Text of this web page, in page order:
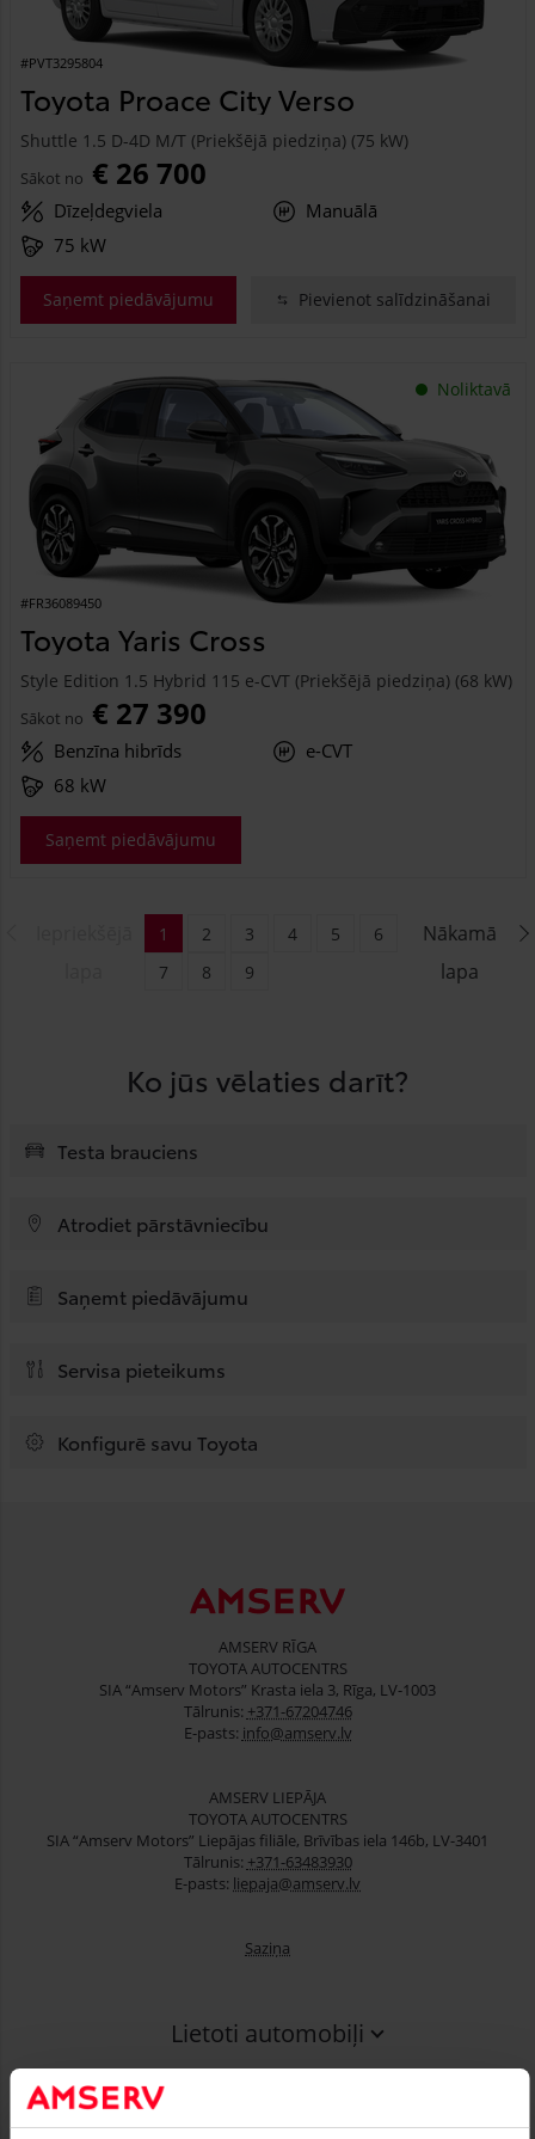
#PVT3295804
Toyota Proace City Verso
Shuttle 1.5 D-4D M/T (Priekšējā piedziņa) (75 kW)
Sākot no € 26 700
Dīzeļdegviela
Manuālā
75 kW
Saņemt piedāvājumu Pievienot salīdzināšanai
Noliktavā
#FR36089450
Toyota Yaris Cross
Style Edition 1.5 Hybrid 115 e-CVT (Priekšējā piedziņa) (68 kW)
Sākot no € 27 390
Benzīna hibrīds
e-CVT
68 kW
Saņemt piedāvājumu
Nākamā
lapa
1 2 3 4 5
6
7
8 9
Ko jūs vēlaties darīt?
Testa brauciens
Atrodiet pārstāvniecību
Saņemt piedāvājumu
Servisa pieteikums
Konfigurē savu Toyota
AMSERV RĪGA
TOYOTA AUTOCENTRS
SIA “Amserv Motors” Krasta iela 3, Rīga, LV-1003
Tālrunis: +371-67204746
E-pasts: info@amserv.lv
AMSERV LIEPĀJA
TOYOTA AUTOCENTRS
SIA “Amserv Motors” Liepājas filiāle, Brīvības iela 146b, LV-3401
Tālrunis: +371-63483930
E-pasts: liepaja@amserv.lv
Saziņa
Lietoti automobiļi
Serviss